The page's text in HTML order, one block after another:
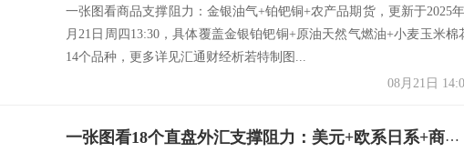
一张图看商品支撑阻力：金银油气+铂钯铜+农产品期货，更新于2025
月21日周四13:30，具体覆盖金银铂钯铜+原油天然气燃油+小麦玉米棉
14个品种，更多详见汇通财经析若特制图...
08月21日
一张图看18个直盘外汇支撑阻力：美元+欧系日系+商品货币+新兴货币(2025年8月21日)